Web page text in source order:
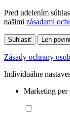
Pred udelením
našimi zásadami
Súhlasiť Len
Zásady ochrany
Individuálne
Marketing per